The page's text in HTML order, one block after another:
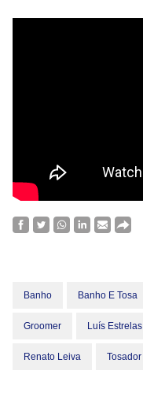
Banho Banho E Tosa
Groomer Luís Estrelas
Renato Leiva Tosador